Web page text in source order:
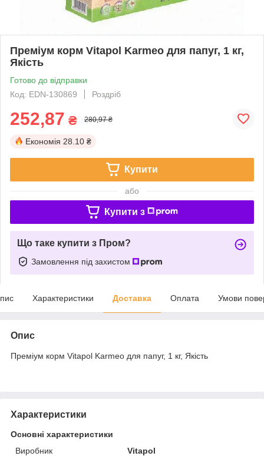
Преміум корм Vitapol Karmeo для папуг, 1 кг,
Якість
Готово до відправки
Код: EDN-130869
Роздріб
252,87 ₴ 280,97 ₴
Економія 28.10 ₴
Купити
або
Купити з
Що таке купити з Пром?
Замовлення під захистом
Характеристики Доставка Оплата Умови
Опис
Преміум корм Vitapol Karmeo для папуг, 1 кг, Якість
Характеристики
Основні характеристики
Виробник
Vitapol